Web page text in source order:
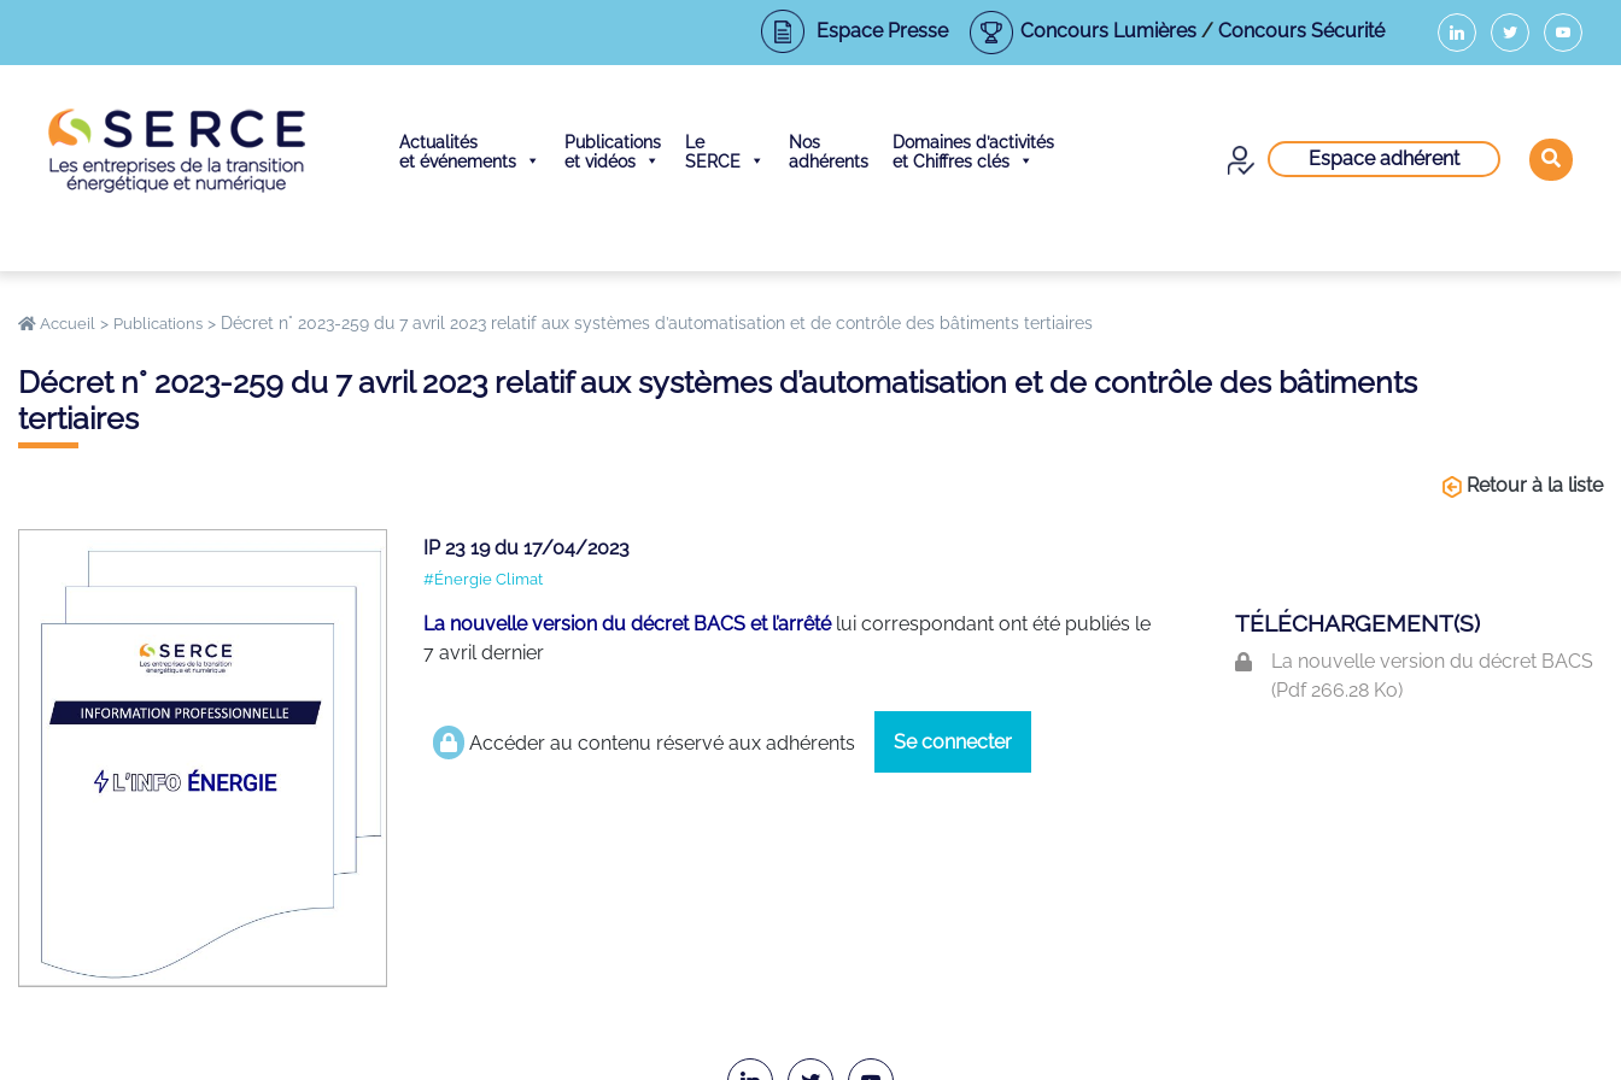
Espace Presse Concours Lumières/ Concours Sécurité
Actualités
et événements
Publications
et vidéos
Le
SERCE
Nos
adhérents
Domaines d’activités
et Chiffres clés
Espace adhérent
Accueil > Publications > Décret n° 2023-259 du 7 avril 2023 relatif aux systèmes d’automatisation et de contrôle des bâtiments tertiaires
Décret n° 2023-259 du 7 avril 2023 relatif aux systèmes d’automatisation et de contrôle des bâtiments
tertiaires
Retour à la liste
IP 23 19 du 17/04/2023
#Énergie Climat
La nouvelle version du décret BACS et l’arrêtélui correspondant ont été publiés le
7 avril dernier
Accéder au contenu réservé aux adhérents Se connecter
TÉLÉCHARGEMENT(S)
La nouvelle version du décret BACS
(Pdf266.28 Ko)